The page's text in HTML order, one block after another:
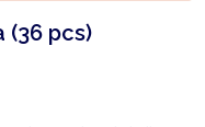
(36 pcs)